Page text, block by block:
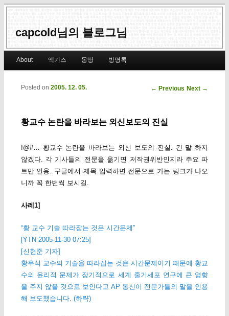
capcold님의 블로그님
Skip to primary content
Skip to secondary content
About 엑기스 몽땅 방명록
Post navigation
← Previous Next →
황교수 논란을 바라보는 외신보도의 진실
Posted on 2005. 12. 05.
!@#… 황교수 논란을 바라보는 외신 보도의 진실. 긴 말 하지
않겠다. 각 기사들의 전문을 옮기면 저작권위반인지라 주요 파
트만 인용. 구글에서 제목 입력하면 전문으로 가는 링크가 나오
니까 꼭 한번씩 보시길.
사례1]
“황 교수 기술 따라잡는 것은 시간문제”
[YTN 2005-11-30 07:25]
[신현준 기자]
황우석 교수의 기술을 따라잡는 것은 시간문제이기 때문에 황교
수의 윤리적 문제가 장기적으로 세계 줄기세포 연구에 큰 영향
을 주지 않을 것으로 보인다고 AP 통신이 전문가들의 말을 인용
해 보도했습니다. (하략)